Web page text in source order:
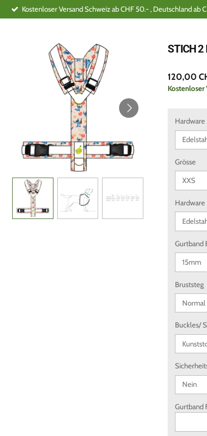
Kostenloser Versand Schweiz ab CHF 50.- , Deutschland ab
STICH 2
120,00
Kostenloser
Hardware
Grösse
Hardware
Gurtband
Bruststeg
Buckles/
Gurtband